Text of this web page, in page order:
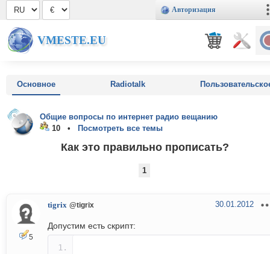
Авторизация
VMESTE.EU
Основное Radiotalk
Общие вопросы по интернет радио вещанию
10 •
Посмотреть все темы
Как это правильно прописать?
1
5
tigrix @tigrix 30.01.2012
Допустим есть скрипт: